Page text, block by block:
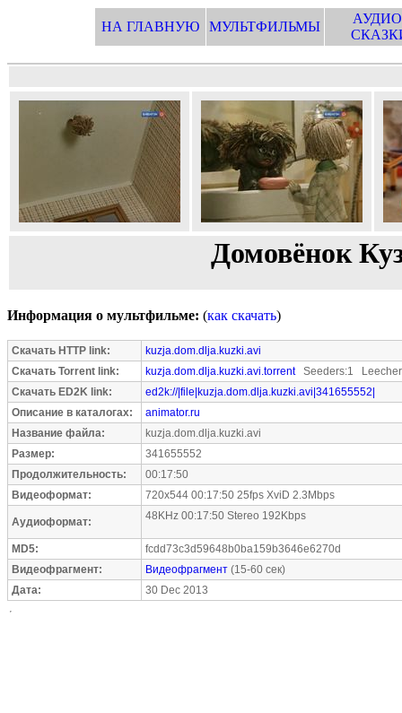
НА ГЛАВНУЮ МУЛЬТФИЛЬМЫ
Домовёнок
Информация о мультфильме: (как скачать)
Скачать HTTP link:
kuzja.dom.dlja.kuzki.avi
Скачать Torrent link:
kuzja.dom.dlja.kuzki.avi.torrentSeeders:1
Скачать ED2K link:
ed2k://|file|kuzja.dom.dlja.kuzki.avi|341655552|
Описание в каталогах:
animator.ru
Название файла:
kuzja.dom.dlja.kuzki.avi
Размер:
341655552
Продолжительность:
00:17:50
Видеоформат:
720x544 00:17:50 25fps XviD 2.3Mbps
Аудиоформат: 48KHz 00:17:50 Stereo 192Kbps
MD5:
fcdd73c3d59648b0ba159b3646e6270d
Видеофрагмент:
Видеофрагмент (15-60 сек)
Дата:
30 Dec 2013